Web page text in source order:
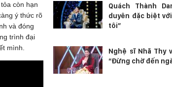
còn hạn
ý thức rõ
và đóng
trình đại
mình.
Quách Thành
duyên đặc biệt
tôi”
Nghệ sĩ Nhã Thy
“Đừng chờ đến